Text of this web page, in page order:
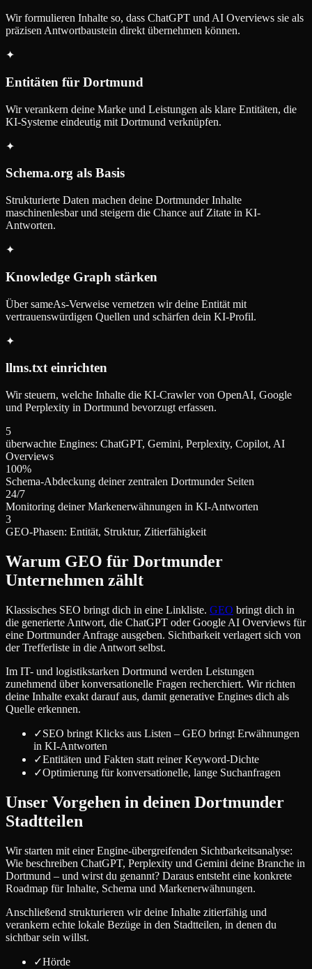
Wir formulieren Inhalte so, dass ChatGPT und AI Overviews sie als
präzisen Antwortbaustein direkt übernehmen können.
✦
Entitäten für Dortmund
Wir verankern deine Marke und Leistungen als klare Entitäten, die
KI-Systeme eindeutig mit Dortmund verknüpfen.
✦
Schema.org als Basis
Strukturierte Daten machen deine Dortmunder Inhalte
maschinenlesbar und steigern die Chance auf Zitate in KI-
Antworten.
✦
Knowledge Graph stärken
Über sameAs-Verweise vernetzen wir deine Entität mit
vertrauenswürdigen Quellen und schärfen dein KI-Profil.
✦
llms.txt einrichten
Wir steuern, welche Inhalte die KI-Crawler von OpenAI, Google
und Perplexity in Dortmund bevorzugt erfassen.
5
überwachte Engines: ChatGPT, Gemini, Perplexity, Copilot, AI
Overviews
100%
Schema-Abdeckung deiner zentralen Dortmunder Seiten
24/7
Monitoring deiner Markenerwähnungen in KI-Antworten
3
GEO-Phasen: Entität, Struktur, Zitierfähigkeit
Warum GEO für Dortmunder
Unternehmen zählt
Klassisches SEO bringt dich in eine Linkliste. GEO bringt dich in
die generierte Antwort, die ChatGPT oder Google AI Overviews für
eine Dortmunder Anfrage ausgeben. Sichtbarkeit verlagert sich von
der Trefferliste in die Antwort selbst.
Im IT- und logistikstarken Dortmund werden Leistungen
zunehmend über konversationelle Fragen recherchiert. Wir richten
deine Inhalte exakt darauf aus, damit generative Engines dich als
Quelle erkennen.
✓SEO bringt Klicks aus Listen – GEO bringt Erwähnungen
in KI-Antworten
✓Entitäten und Fakten statt reiner Keyword-Dichte
✓Optimierung für konversationelle, lange Suchanfragen
Unser Vorgehen in deinen Dortmunder
Stadtteilen
Wir starten mit einer Engine-übergreifenden Sichtbarkeitsanalyse:
Wie beschreiben ChatGPT, Perplexity und Gemini deine Branche in
Dortmund – und wirst du genannt? Daraus entsteht eine konkrete
Roadmap für Inhalte, Schema und Markenerwähnungen.
Anschließend strukturieren wir deine Inhalte zitierfähig und
verankern echte lokale Bezüge in den Stadtteilen, in denen du
sichtbar sein willst.
✓Hörde